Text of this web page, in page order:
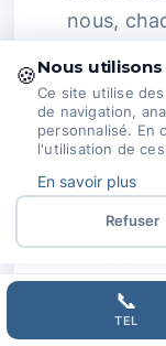
nous,
succès en
simples
Notre
Audit-
Création
📞
TEL
🍪Nous
Ce site utilise
de navigation,
personnalisé. En
l'utilisation de
En savoir plus
Refuser